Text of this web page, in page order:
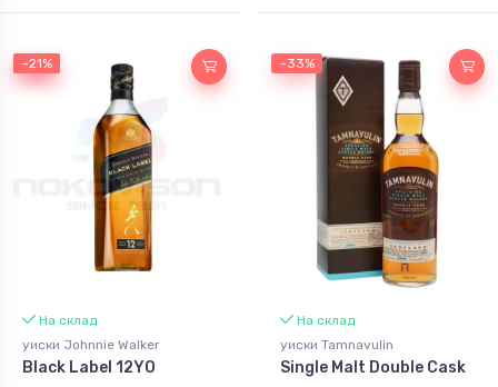
-21%
-21%
На склад
уиски Johnnie Walker
Black Label 12YO
-33%
На склад
уиски Tamnavulin
Single Malt Double Cask